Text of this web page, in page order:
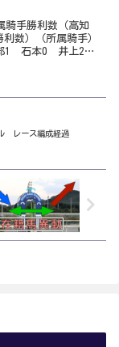
騎手勝利数（高知
数）（所属騎手）
1 石本0 井上21
レース編成経過